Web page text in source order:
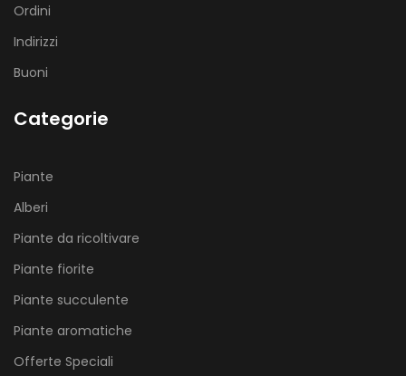
Ordini
Indirizzi
Buoni
Categorie
Piante
Alberi
Piante da ricoltivare
Piante fiorite
Piante succulente
Piante aromatiche
Offerte Speciali